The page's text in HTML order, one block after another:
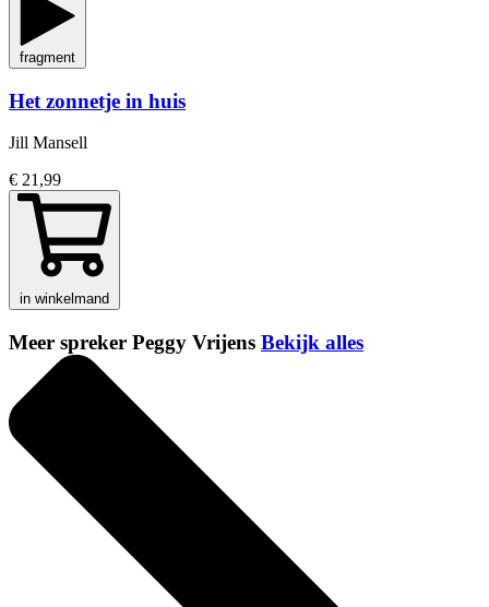
fragment
Het zonnetje in huis
Jill Mansell
€ 21,99
in winkelmand
Meer spreker Peggy Vrijens Bekijk alles